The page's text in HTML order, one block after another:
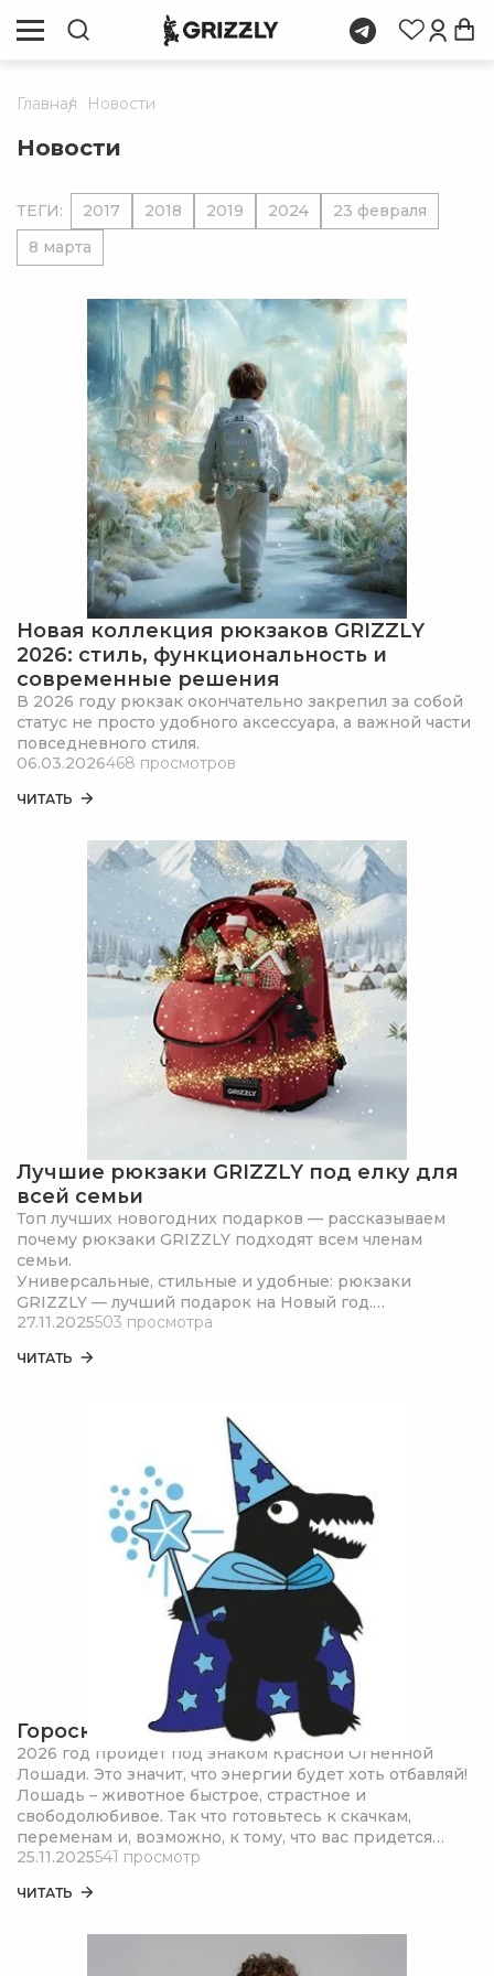
Главная Новости
Новости
ТЕГИ: 2017 2018 2019 2024
23 февраля
8 марта
Новая коллекция рюкзаков GRIZZLY
2026: стиль, функциональность и
современные решения
В 2026 году рюкзак окончательно закрепил за собой
статус не просто удобного аксессуара, а важной части
повседневного стиля.
06.03.2026468 просмотров
ЧИТАТЬ
Лучшие рюкзаки GRIZZLY под елку для
всей семьи
Топ лучших новогодних подарков — рассказываем
почему рюкзаки GRIZZLY подходят всем членам
семьи.
Универсальные, стильные и удобные: рюкзаки
GRIZZLY — лучший подарок на Новый год.
Рассказываем, какой рюкзак GRIZZLY подарить на
подростку.
27.11.2025503 просмотра
ЧИТАТЬ
Гороскоп на 2026 год
2026 год пройдет под знаком Красной Огненной
Лошади. Это значит, что энергии будет хоть отбавляй!
Лошадь – животное быстрое, страстное и
свободолюбивое. Так что готовьтесь к скачкам,
переменам и, возможно, к тому, что вас придется
ловить за хвост. Скучно не будет точно – это я вам как
движение, а не лежание в берлоге до весны. Так что
25.11.2025541 просмотр
ЧИТАТЬ